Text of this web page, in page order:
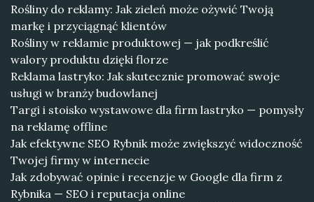
Rośliny do reklamy: Jak zieleń może ożywić Twoją
markę i przyciągnąć klientów
Rośliny w reklamie produktowej — jak podkreślić
walory produktu dzięki florze
Reklama lastryko: Jak skutecznie promować swoje
usługi w branży budowlanej
Targi i stoisko wystawowe dla firm lastryko — pomysły
na reklamę offline
Jak efektywne SEO Rybnik może zwiększyć widoczność
Twojej firmy w internecie
Jak zdobywać opinie i recenzje w Google dla firm z
Rybnika — SEO i reputacja online